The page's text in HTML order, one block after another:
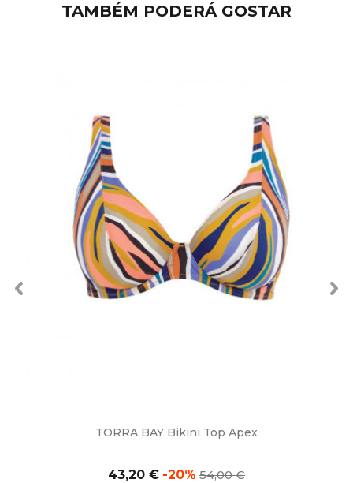
TAMBÉM PODERÁ GOSTAR
TORRA BAY Bikini Top Apex
Preço
43,20 € -20% Preço
54,00 €